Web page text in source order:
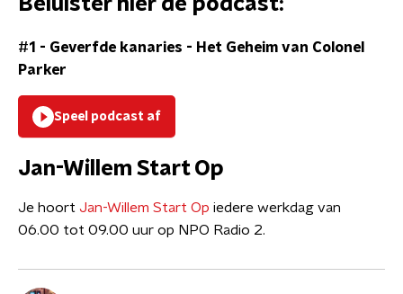
Beluister hier de podcast:
#1 - Geverfde kanaries - Het Geheim van Colonel
Parker
Speel podcast af
Jan-Willem Start Op
Je hoort Jan-Willem Start Op iedere werkdag van
06.00 tot 09.00 uur op NPO Radio 2.